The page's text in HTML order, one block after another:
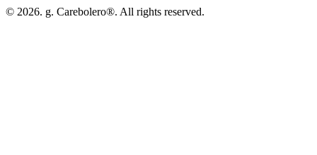
© 2026. g. Carebolero®. All rights reserved.